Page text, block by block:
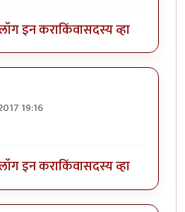
इन कराकिंवासदस्य व्हा
19:16
इन कराकिंवासदस्य व्हा